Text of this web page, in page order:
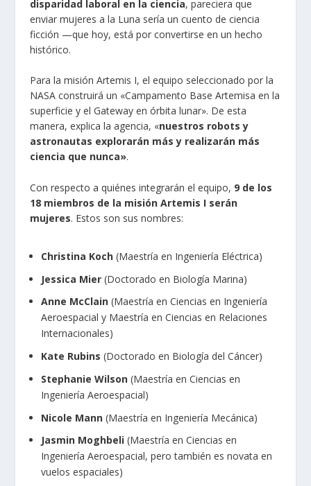
disparidad laboral en la ciencia, pareciera que
enviar mujeres a la Luna sería un cuento de ciencia
ficción —que hoy, está por convertirse en un hecho
histórico.
Para la misión Artemis I, el equipo seleccionado por la
NASA construirá un «Campamento Base Artemisa en la
superficie y el Gateway en órbita lunar». De esta
manera, explica la agencia, «nuestros robots y
astronautas explorarán más y realizarán más
ciencia que nunca».
Con respecto a quiénes integrarán el equipo, 9 de los
18 miembros de la misión Artemis I serán
mujeres. Estos son sus nombres:
Christina Koch(Maestría en Ingeniería Eléctrica)
Jessica Mier(Doctorado en Biología Marina)
Anne McClain(Maestría en Ciencias en Ingeniería
Aeroespacial y Maestría en Ciencias en Relaciones
Internacionales)
Kate Rubins (Doctorado en Biología del Cáncer)
Stephanie Wilson(Maestría en Ciencias en
Ingeniería Aeroespacial)
Nicole Mann(Maestría en Ingeniería Mecánica)
Jasmin Moghbeli(Maestría en Ciencias en
Ingeniería Aeroespacial, pero también es novata en
vuelos espaciales)